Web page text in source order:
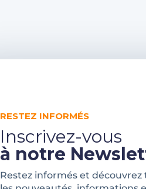
RESTEZ INFORMÉS
Inscrivez-vous
à notre
Restez informés et découvrez